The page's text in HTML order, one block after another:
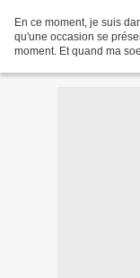
En ce moment, je suis
qu'une occasion se
moment. Et quand ma